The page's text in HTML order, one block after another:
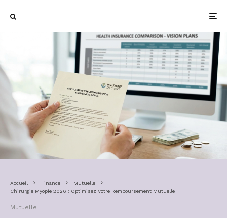
Accueil Finance
Mutuelle
Chirurgie Myopie 2026 : Optimisez Votre Remboursement Mutuelle
Mutuelle